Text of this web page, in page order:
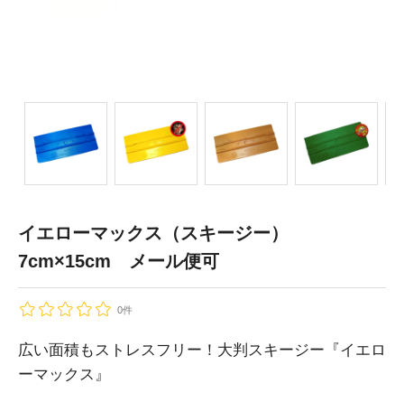
イエローマックス（スキージー）
7cm×15cm メール便可
0件
広い面積もストレスフリー！大判スキージー『イエロ
ーマックス』